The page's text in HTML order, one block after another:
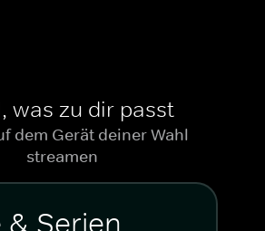
was zu dir passt
dem Gerät deiner Wahl
streamen
& Serien